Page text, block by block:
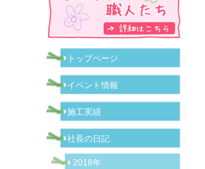
トップページ
イベント情報
施工実績
社長の日記
2018年